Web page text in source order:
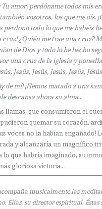
amor, perdóname todos mis
vosotros, los que me oís.
perdono todo lo que me habéis
cruz! ¿Quién me trae una cruz?
de Dios y todo lo he hecho
una cruz de la iglesia y
Jesús, Jesús, Jesús, Jesús,
de mí! ¡Hemos matado a una
descansa ahora su alma…
llamas, que consumieron el
quemar su corazón,
voces no la habían engañado!
y alcanzaría un magnífico
lo que habría imaginado, su
gloriosa victoria…
musicalmente las
Elías, su director espiritual. Éstas